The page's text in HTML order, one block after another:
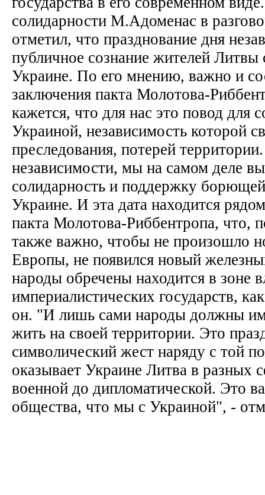
солидарности М.Адоменас в
отметил, что празднование дня
публичное сознание жителей
Украине. По его мнению, важно и
заключения пакта Молотова-
кажется, что для нас это повод для
Украиной, независимость которой
преследования, потерей
независимости, мы на самом деле
солидарность и поддержку
Украине. И эта дата находится
пакта Молотова-Риббентропа, что,
также важно, чтобы не произошло
Европы, не появился новый
народы обречены находится в зоне
империалистических государств,
он. "И лишь сами народы должны
жить на своей территории. Это
символический жест наряду с той
оказывает Украине Литва в разных
военной до дипломатической. Это
общества, что мы с Украиной", -